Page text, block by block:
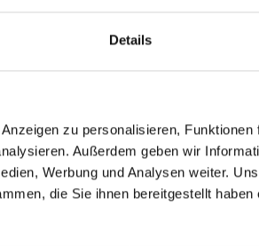
Details
zu personalisieren,
Außerdem geben wir
Werbung und Analysen weiter.
die Sie ihnen bereitgestellt
Art-Nr.:1001-